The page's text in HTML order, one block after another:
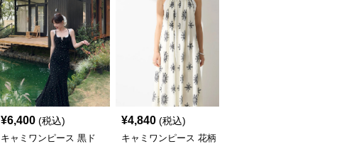
¥6,400 (税込)
キャミワンピース 黒ド
¥4,840 (税込)
キャミワンピース 花柄